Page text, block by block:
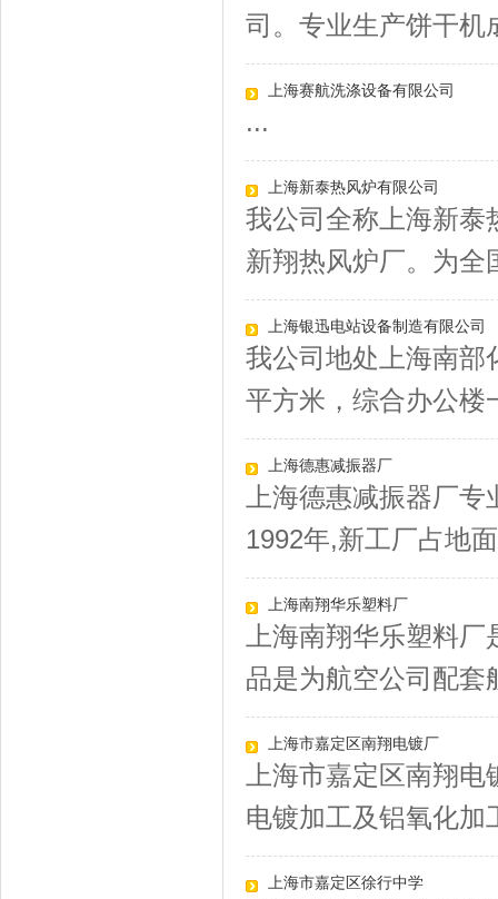
司。专业生产饼干机
上海赛航洗涤设备有限公司
...
上海新泰热风炉有限公司
我公司全称上海新泰
新翔热风炉厂。为全
上海银迅电站设备制造有限公司
我公司地处上海南部
平方米，综合办公楼
上海德惠减振器厂
上海德惠减振器厂
1992年,新工厂占地
上海南翔华乐塑料厂
上海南翔华乐塑料
品是为航空公司配套
上海市嘉定区南翔电镀厂
上海市嘉定区南翔
电镀加工及铝氧化加
上海市嘉定区徐行中学